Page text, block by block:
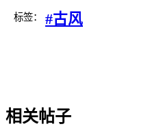
标签： #古风
相关帖子